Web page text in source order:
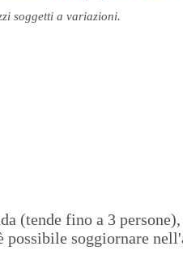
soggetti a variazioni.
fino a 3
soggiornare